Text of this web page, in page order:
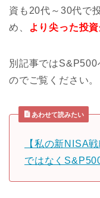
資も20代～30代で
め、
より尖った投
別記事では
のでご覧ください。
あわせて読みたい
【私の新NISA
ではなく